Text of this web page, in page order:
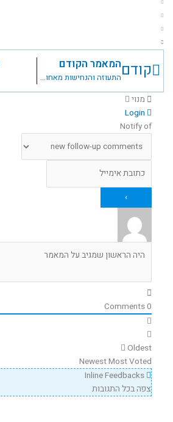
קודםהמאמר הקודם
התעוזה והנחישות מאחורי השיקולים וההחלטות ברקע של תקיפת הכור הגרעיני "אוסיראק" בעיראק
מנוי
Notify of
0
Oldest
NewestMost Voted
צפה בכל התגובות